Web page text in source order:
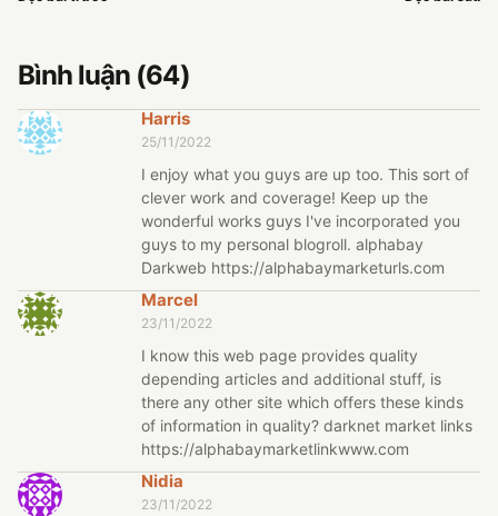
Bình luận (64)
Harris
25/11/2022
I enjoy what you guys are up too. This sort of
clever work and coverage! Keep up the
wonderful works guys I've incorporated you
guys to my personal blogroll. alphabay
Darkweb https://alphabaymarketurls.com
Marcel
23/11/2022
I know this web page provides quality
depending articles and additional stuff, is
there any other site which offers these kinds
of information in quality? darknet market links
https://alphabaymarketlinkwww.com
Nidia
23/11/2022